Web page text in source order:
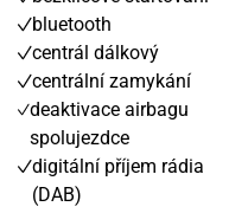
bluetooth
centrál dálkový
centrální zamykání
deaktivace airbagu
spolujezdce
digitální příjem rádia
(DAB)